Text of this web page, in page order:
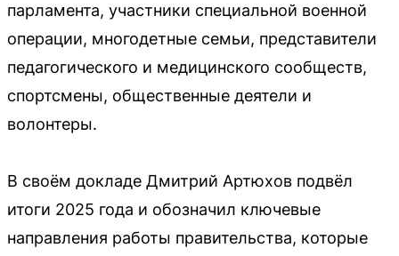
парламента, участники специальной военной
операции, многодетные семьи, представители
педагогического и медицинского сообществ,
спортсмены, общественные деятели и
волонтеры.
В своём докладе Дмитрий Артюхов подвёл
итоги 2025 года и обозначил ключевые
направления работы правительства, которые